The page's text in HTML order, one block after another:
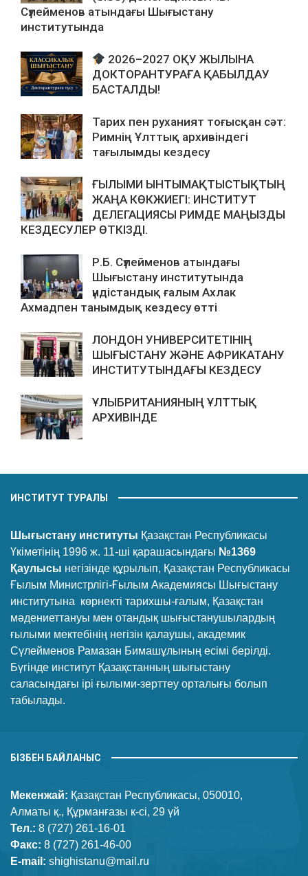
Сүлейменов атындағы Шығыстану
институтында
2026–2027 ОҚУ ЖЫЛЫНА
ДОКТОРАНТУРАҒА ҚАБЫЛДАУ
БАСТАЛДЫ!
Тарих пен руханият тоғысқан сәт:
Римнің Ұлттық архивіндегі
тағылымды кездесу
ҒЫЛЫМИ ЫНТЫМАҚТЫСТЫҚТЫҢ
ЖАҢА КӨКЖИЕГІ: ИНСТИТУТ
ДЕЛЕГАЦИЯСЫ РИМДЕ МАҢЫЗДЫ
КЕЗДЕСУЛЕР ӨТКІЗДІ.
Р.Б. Сүлейменов атындағы
Шығыстану институтында
үндістандық ғалым Ахлак
Ахмадпен танымдық кездесу өтті
ЛОНДОН УНИВЕРСИТЕТІНІҢ
ШЫҒЫСТАНУ ЖӘНЕ АФРИКАТАНУ
ИНСТИТУТЫНДАҒЫ КЕЗДЕСУ
ҰЛЫБРИТАНИЯНЫҢ ҰЛТТЫҚ
АРХИВІНДЕ
ИНСТИТУТ ТУРАЛЫ
Шығыстану институты Қазақстан Республикасы
Үкіметінің 1996 ж. 11-ші қарашасындағы №1369
Қаулысы негізінде құрылып, Қазақстан Республикасы
Ғылым Министрлігі-Ғылым Академиясы Шығыстану
институтына көрнекті тарихшы-ғалым, Қазақстан
мәдениеттануы мен отандық шығыстанушылардың
ғылыми мектебінің негізін қалаушы, академик
Сүлейменов Рамазан Бимашұлының есімі берілді.
Бүгінде институт Қазақстанның шығыстану
саласындағы ірі ғылыми-зерттеу орталығы болып
табылады.
БІЗБЕН БАЙЛАНЫС
Мекенжай: Қазақстан Республикасы, 050010,
Алматы қ., Құрманғазы к-сі, 29 үй
Тел.: 8 (727) 261-16-01
Факс: 8 (727) 261-46-00
E-mail: shighistanu@mail.ru